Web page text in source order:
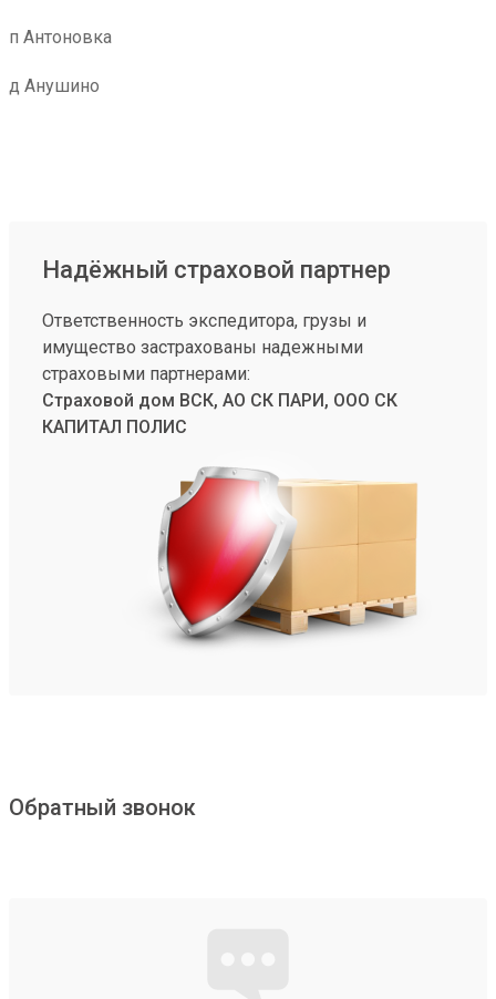
п Антоновка
д Анушино
Надёжный страховой партнер
Ответственность экспедитора, грузы и
имущество застрахованы надежными
страховыми партнерами:
Страховой дом ВСК, АО СК ПАРИ, ООО СК
КАПИТАЛ ПОЛИС
Обратный звонок